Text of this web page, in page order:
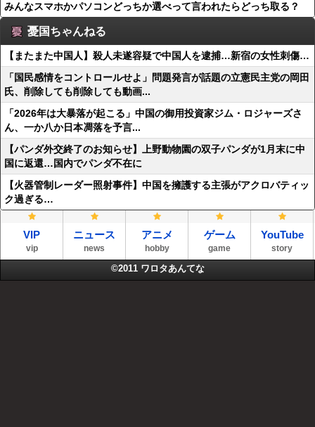
みんなスマホかパソコンどっちか選べって言われたらどっち取る？
憂国ちゃんねる
【またまた中国人】殺人未遂容疑で中国人を逮捕…新宿の女性刺傷…
「国民感情をコントロールせよ」問題発言が話題の立憲民主党の岡田
氏、削除しても削除しても動画...
「2026年は大暴落が起こる」中国の御用投資家ジム・ロジャーズさ
ん、一か八か日本凋落を予言...
【パンダ外交終了のお知らせ】上野動物園の双子パンダが1月末に中
国に返還…国内でパンダ不在に
【火器管制レーダー照射事件】中国を擁護する主張がアクロバティッ
ク過ぎる…
VIP
vip
ニュース
news
アニメ
hobby
ゲーム
game
YouTube
story
©2011 ワロタあんてな